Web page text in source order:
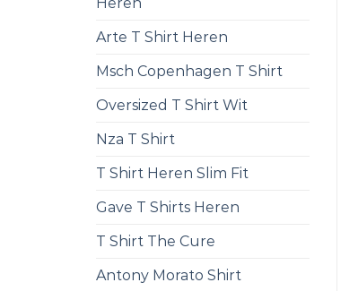
Arte T Shirt Heren
Msch Copenhagen T Shirt
Oversized T Shirt Wit
Nza T Shirt
T Shirt Heren Slim Fit
Gave T Shirts Heren
T Shirt The Cure
Antony Morato Shirt